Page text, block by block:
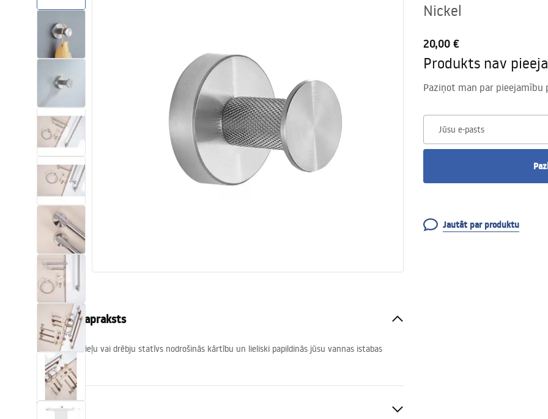
Lineāras dušas notekas
Tualetes
Izlietnes
Vannas un ekrāni
Vannas istabas jaucējkrāni
Vannas istabas dušas
Nickel
20,00 €
Produkts nav
Paziņot man par pieejamību
Jūsu e-pasts
Jautāt par produktu
Produkta apraksts
Elegantais dvieļu vai drēbju statīvs nodrošinās kārtību un lieliski papildinās jūsu vannas istabas
izskatu.
Īpašības